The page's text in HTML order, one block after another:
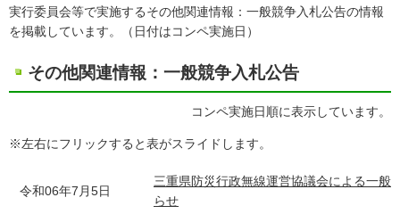
実行委員会等で実施するその他関連情報：一般競争入札公告の情報
を掲載しています。（日付はコンペ実施日）
その他関連情報：一般競争入札公告
コンペ実施日順に表示しています。
※左右にフリックすると表がスライドします。
令和06年7月5日
三重県防災行政無線運営協議会による一般
らせ